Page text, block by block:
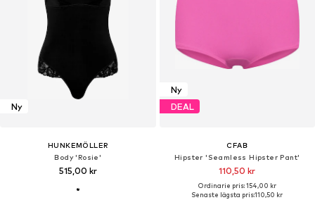
Ny
HUNKEMÖLLER
Body 'Rosie'
515,00 kr
Ny
DEAL
CFAB
Hipster 'Seamless Hipster Pant'
110,50 kr
Ordinarie pris: 154,00 kr
Senaste lägsta pris:110,50 kr